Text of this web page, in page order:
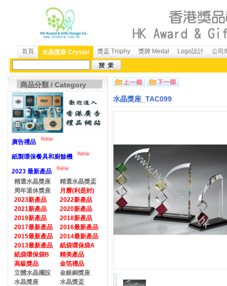
首頁 水晶獎座 Crystal 獎盃 Trophy 獎牌 Medal Logo設計 公司
商品分類 / Category
廣告禮品 New
紙製環保餐具和廚餘機 New
2023 最新產品
New
精選水晶獎座
精選水晶獎盃
周年退休獎座
月曆(利是封)
2023新產品
2022新產品
2021新產品
2020新產品
2019新產品
2018新產品
2017最新產品
2016最新產品
2015最新產品
2014最新產品
2013最新產品
紙袋環保袋A
紙袋環保袋B
精美產品
高級獎品
金箔禮品
立體水晶擺設
金銀銅獎座
水晶獎座
水晶獎盃
水晶獎座_TAC099